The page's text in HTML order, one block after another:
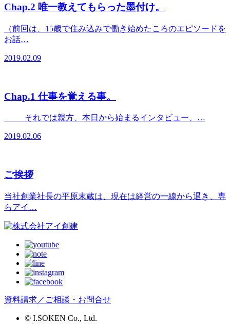
Chap.2 唯一教えてもらった墨付け。
（前回は、15歳で住み込みで働き始めたころのエピソードを
お話…
2019.02.09
Chap.1 仕事を覚える事。
＿＿それでは親方、本日から始まるインタビュー、…
2019.02.06
ご挨拶
当社創業社長の平原末蔵は、現在は経営の一線から退き、専
らアイ…
資料請求／ご相談・お問合せ
© I.SOKEN Co., Ltd.